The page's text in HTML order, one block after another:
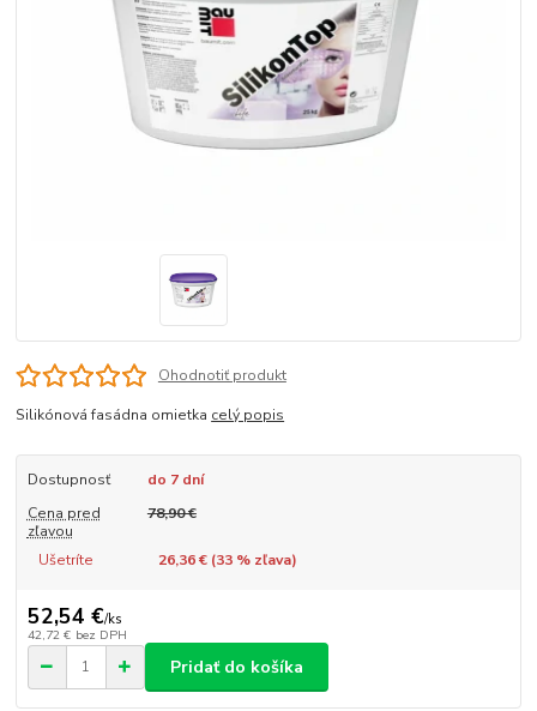
Ohodnotiť produkt
Silikónová fasádna omietka celý popis
Dostupnosť
do 7 dní
Cena pred
zľavou
78,90 €
Ušetríte 26,36 € (33% zľava)
52,54 €/ks
42,72 € bez DPH
Pridať do košíka